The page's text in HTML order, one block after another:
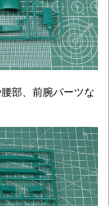
部、前腕パーツな